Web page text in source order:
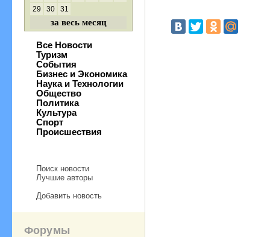
29
30 31
за весь месяц
Все Новости
Туризм
События
Бизнес и Экономика
Наука и Технологии
Общество
Политика
Культура
Спорт
Происшествия
Поиск новости
Лучшие авторы
Добавить новость
Форумы